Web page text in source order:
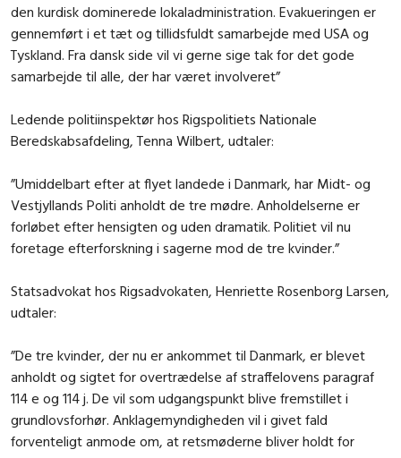
den kurdisk dominerede lokaladministration. Evakueringen er
gennemført i et tæt og tillidsfuldt samarbejde med USA og
Tyskland. Fra dansk side vil vi gerne sige tak for det gode
samarbejde til alle, der har været involveret”
Ledende politiinspektør hos Rigspolitiets Nationale
Beredskabsafdeling, Tenna Wilbert, udtaler:
”Umiddelbart efter at flyet landede i Danmark, har Midt- og
Vestjyllands Politi anholdt de tre mødre. Anholdelserne er
forløbet efter hensigten og uden dramatik. Politiet vil nu
foretage efterforskning i sagerne mod de tre kvinder.”
Statsadvokat hos Rigsadvokaten, Henriette Rosenborg Larsen,
udtaler:
”De tre kvinder, der nu er ankommet til Danmark, er blevet
anholdt og sigtet for overtrædelse af straffelovens paragraf
114 e og 114 j. De vil som udgangspunkt blive fremstillet i
grundlovsforhør. Anklagemyndigheden vil i givet fald
forventeligt anmode om, at retsmøderne bliver holdt for